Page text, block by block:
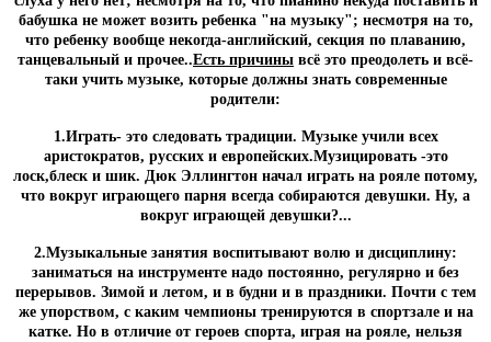
бабушка не может возить ребенка "на музыку"; несмотря на то,
что ребенку вообще некогда-английский, секция по плаванию,
танцевальный и прочее..Есть причины всё это преодолеть и всё-
таки учить музыке, которые должны знать современные
родители:
1.Играть- это следовать традиции. Музыке учили всех
аристократов, русских и европейских.Музицировать -это
лоск,блеск и шик. Дюк Эллингтон начал играть на рояле потому,
что вокруг играющего парня всегда собираются девушки. Ну, а
вокруг играющей девушки?...
2.Музыкальные занятия воспитывают волю и дисциплину:
заниматься на инструменте надо постоянно, регулярно и без
перерывов. Зимой и летом, и в будни и в праздники. Почти с тем
же упорством, с каким чемпионы тренируются в спортзале и на
катке. Но в отличие от героев спорта, играя на рояле, нельзя